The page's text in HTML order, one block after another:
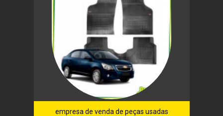
empresa de venda de peças usadas